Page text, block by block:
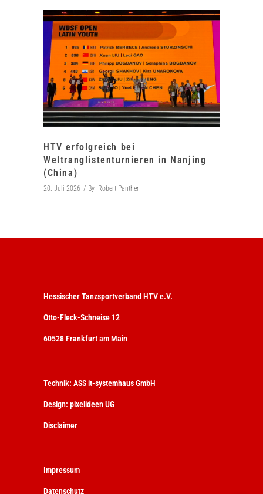
HTV erfolgreich bei
Weltranglistenturnieren in Nanjing
(China)
20. Juli 2026 By Robert Panther
Hessischer Tanzsportverband HTV e.V.
Otto-Fleck-Schneise 12
60528 Frankfurt am Main
Technik: ASS it-systemhaus GmbH
Design: pixelideen UG
Disclaimer
Impressum
Datenschutz